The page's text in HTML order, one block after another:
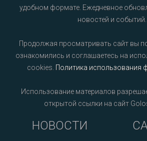
удобном формате. Ежедневное
новостей и событий.
Продолжая просматривать сайт вы
ознакомились и соглашаетесь на
cookies. Политика использования
Использование материалов
открытой ссылки на сайт
НОВОСТИ